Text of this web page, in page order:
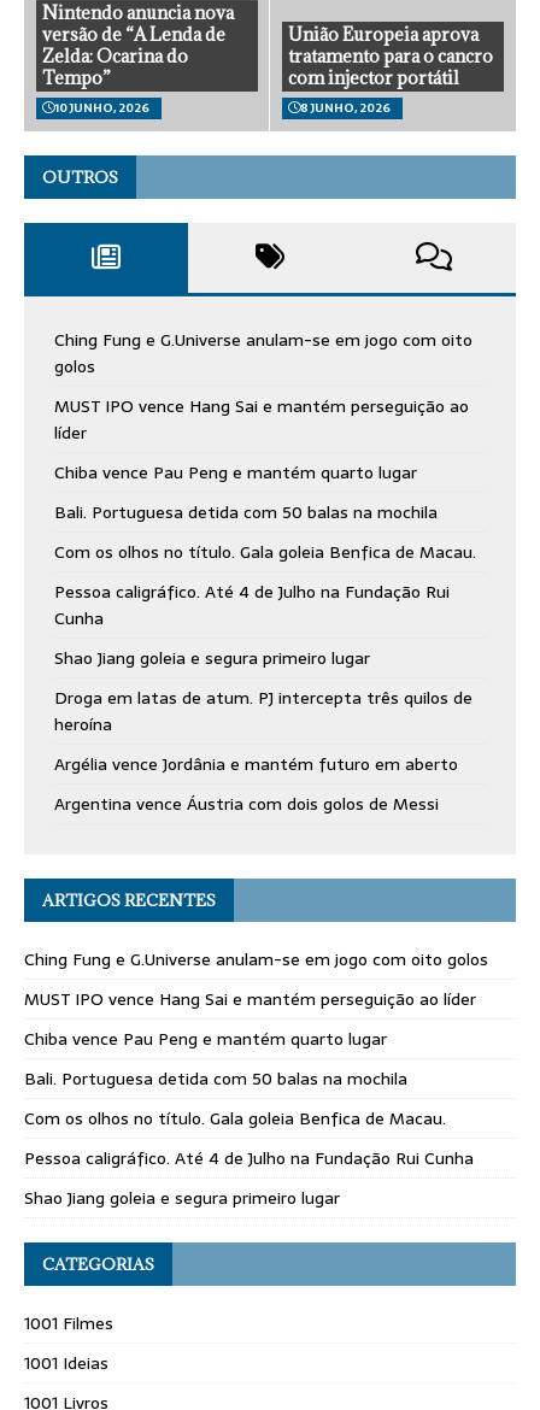
Nintendo anuncia nova
versão de “A Lenda de
Zelda: Ocarina do
Tempo”
10 JUNHO, 2026
União Europeia aprova
tratamento para o cancro
com injector portátil
8 JUNHO, 2026
OUTROS
Ching Fung e G.Universe anulam-se em jogo com oito
golos
MUST IPO vence Hang Sai e mantém perseguição ao
líder
Chiba vence Pau Peng e mantém quarto lugar
Bali. Portuguesa detida com 50 balas na mochila
Com os olhos no título. Gala goleia Benfica de Macau.
Pessoa caligráfico. Até 4 de Julho na Fundação Rui
Cunha
Shao Jiang goleia e segura primeiro lugar
Droga em latas de atum. PJ intercepta três quilos de
heroína
Argélia vence Jordânia e mantém futuro em aberto
Argentina vence Áustria com dois golos de Messi
ARTIGOS RECENTES
Ching Fung e G.Universe anulam-se em jogo com oito golos
MUST IPO vence Hang Sai e mantém perseguição ao líder
Chiba vence Pau Peng e mantém quarto lugar
Bali. Portuguesa detida com 50 balas na mochila
Com os olhos no título. Gala goleia Benfica de Macau.
Pessoa caligráfico. Até 4 de Julho na Fundação Rui Cunha
Shao Jiang goleia e segura primeiro lugar
CATEGORIAS
1001 Filmes
1001 Ideias
1001 Livros